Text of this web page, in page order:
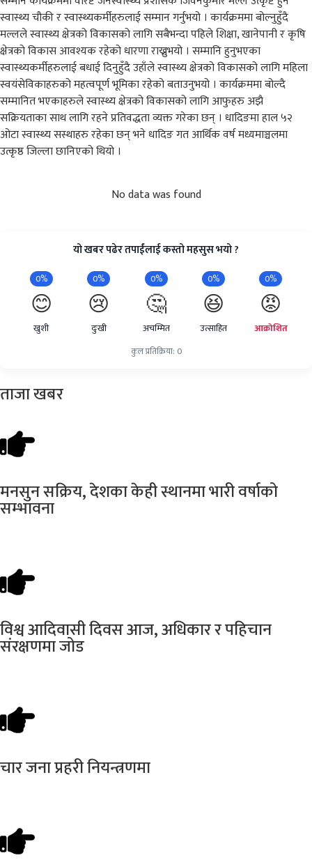
स्वास्थ्य चौकी र स्वास्थ्यकर्मीहरुलाई सम्मान गर्नुभयो । कार्यक्रममा बोल्नुहुँदै
मल्लले स्वास्थ्य क्षेत्रको विकासको लागि सबैभन्दा पहिले शिक्षा, खानेपानी र कृषि
क्षेत्रको विकास आवश्यक रहेको धारणा राख्नुभयो । सम्मानि हुनुभएका
स्वास्थ्यकर्मीहरुलाई बधाई दिनुहुँदै उहाँले स्वास्थ्य क्षेत्रको विकासको लागि महिला
स्वयंसेविकाहरुको महत्वपूर्ण भूमिका रहेको बताउनुभयो । कार्यक्रममा बोल्दै
सम्मानित भएकाहरुले स्वास्थ्य क्षेत्रको विकासको लागि आफुहरु अझै
सक्रियताका साथ लागि रहने प्रतिवद्धता व्यक्त गरेका छन् । धादिङमा हाल ५२
ओटा स्वास्थ्य सस्थाहरु रहेका छन् भने धादिङ गत आर्थिक वर्ष मध्यमाञ्चलमा
उत्कृष्ठ जिल्ला छानिएको थियो ।
No data was found
यो खबर पढेर तपाईंलाई कस्तो महसुस भयो ?
0%
😊
खुशी
0%
😢
दुःखी
0%
🤔
अचम्मित
0%
😆
उत्साहित
0%
😡
आक्रोशित
कुल प्रतिक्रिया: 0
ताजाखबर
मनसुनसक्रिय, देशका केही स्थानमा भारी वर्षाको
सम्भावना
विश्वआदिवासी दिवस आज, अधिकार र पहिचान
संरक्षणमा जोड
चारजना प्रहरी नियन्त्रणमा